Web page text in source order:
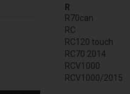
R
R70can
RC
RC120 touch
RC70 2014
RCV1000
RCV1000/2015